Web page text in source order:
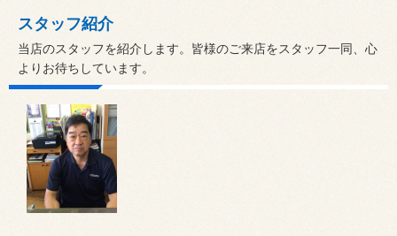
スタッフ紹介
当店のスタッフを紹介します。皆様のご来店をスタッフ一同、心
よりお待ちしています。